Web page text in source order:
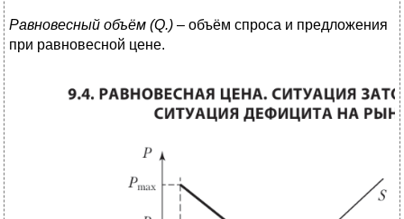
Равновесный объём (Q.) – объём спроса и предложения
при равновесной цене.